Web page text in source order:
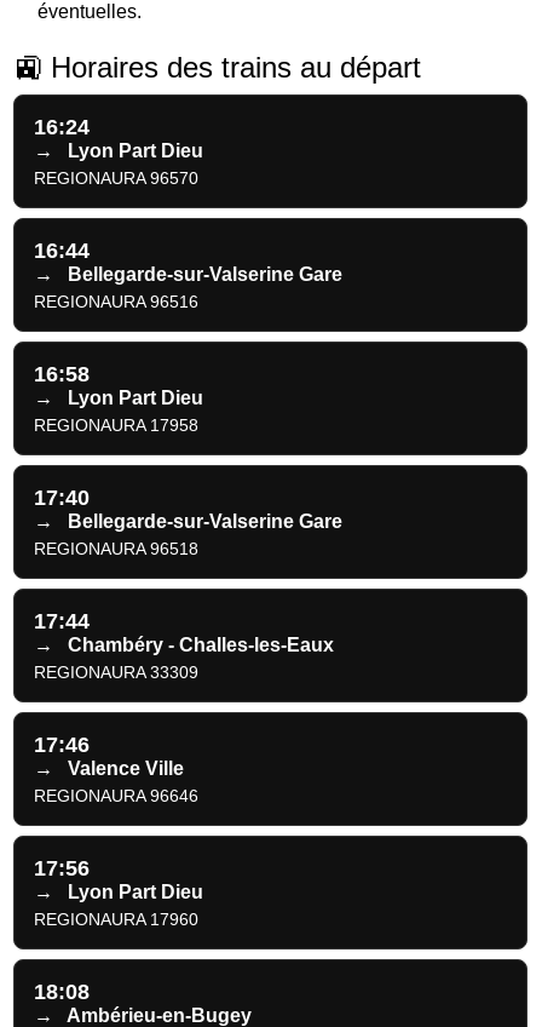
éventuelles.
🚉 Horaires des trains au départ
16:24
→ Lyon Part Dieu
REGIONAURA 96570
16:44
→ Bellegarde-sur-Valserine Gare
REGIONAURA 96516
16:58
→ Lyon Part Dieu
REGIONAURA 17958
17:40
→ Bellegarde-sur-Valserine Gare
REGIONAURA 96518
17:44
→ Chambéry - Challes-les-Eaux
REGIONAURA 33309
17:46
→ Valence Ville
REGIONAURA 96646
17:56
→ Lyon Part Dieu
REGIONAURA 17960
18:08
→ Ambérieu-en-Bugey